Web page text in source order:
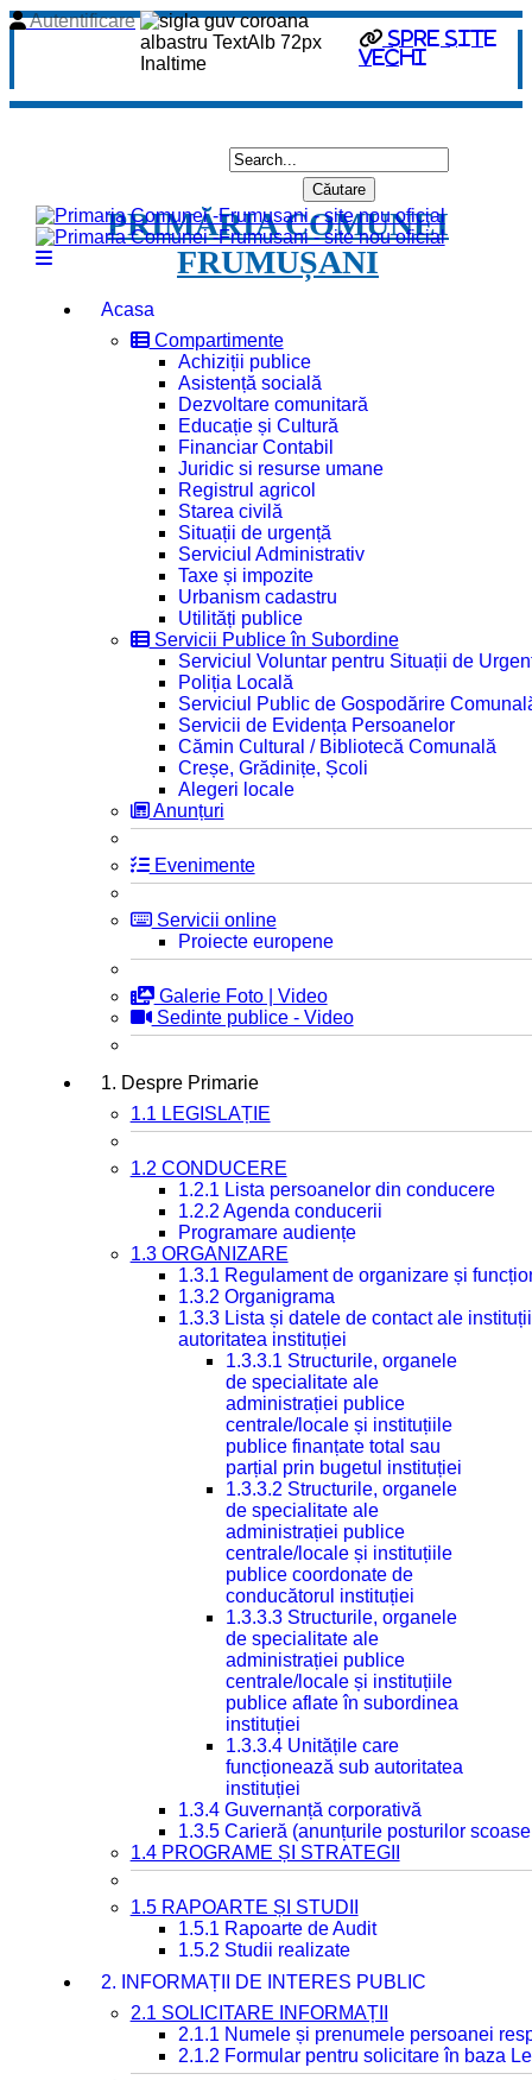
spre site
vechi
Autentificare
PRIMĂRIA COMUNEI
FRUMUȘANI
Acasa
Compartimente
Achiziții publice
Asistență socială
Dezvoltare comunitară
Educație și Cultură
Financiar Contabil
Juridic si resurse umane
Registrul agricol
Starea civilă
Situații de urgență
Serviciul Administrativ
Taxe și impozite
Urbanism cadastru
Utilități publice
Servicii Publice în Subordine
Serviciul Voluntar pentru Situații de
Poliția Locală
Serviciul Public de Gospodărire
Servicii de Evidența Persoanelor
Cămin Cultural / Bibliotecă Comunală
Creșe, Grădinițe, Școli
Alegeri locale
Anunțuri
Evenimente
Servicii online
Proiecte europene
Galerie Foto | Video
Sedinte publice - Video
1. Despre Primarie
1.1 LEGISLAȚIE
1.2 CONDUCERE
1.2.1 Lista persoanelor din conducere
1.2.2 Agenda conducerii
Programare audiențe
1.3 ORGANIZARE
1.3.1 Regulament de organizare și
1.3.2 Organigrama
1.3.3 Lista și datele de contact ale
autoritatea instituției
1.3.3.1 Structurile, organele
de specialitate ale
administrației publice
centrale/locale și instituțiile
publice finanțate total sau
parțial prin bugetul instituției
1.3.3.2 Structurile, organele
de specialitate ale
administrației publice
centrale/locale și instituțiile
publice coordonate de
conducătorul instituției
1.3.3.3 Structurile, organele
de specialitate ale
administrației publice
centrale/locale și instituțiile
publice aflate în subordinea
instituției
1.3.3.4 Unitățile care
funcționează sub autoritatea
instituției
1.3.4 Guvernanță corporativă
1.3.5 Carieră (anunțurile posturilor
1.4 PROGRAME ȘI STRATEGII
1.5 RAPOARTE ȘI STUDII
1.5.1 Rapoarte de Audit
1.5.2 Studii realizate
2. INFORMAȚII DE INTERES PUBLIC
2.1 SOLICITARE INFORMAȚII
2.1.1 Numele și prenumele persoanei
2.1.2 Formular pentru solicitare în baza